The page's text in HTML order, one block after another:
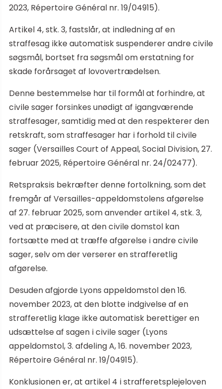
2023, Répertoire Général nr. 19/04915).
Artikel 4, stk. 3, fastslår, at indledning af en
straffesag ikke automatisk suspenderer andre civile
søgsmål, bortset fra søgsmål om erstatning for
skade forårsaget af lovovertrædelsen.
Denne bestemmelse har til formål at forhindre, at
civile sager forsinkes unødigt af igangværende
straffesager, samtidig med at den respekterer den
retskraft, som straffesager har i forhold til civile
sager (Versailles Court of Appeal, Social Division, 27.
februar 2025, Répertoire Général nr. 24/02477).
Retspraksis bekræfter denne fortolkning, som det
fremgår af Versailles-appeldomstolens afgørelse
af 27. februar 2025, som anvender artikel 4, stk. 3,
ved at præcisere, at den civile domstol kan
fortsætte med at træffe afgørelse i andre civile
sager, selv om der verserer en strafferetlig
afgørelse.
Desuden afgjorde Lyons appeldomstol den 16.
november 2023, at den blotte indgivelse af en
strafferetlig klage ikke automatisk berettiger en
udsættelse af sagen i civile sager (Lyons
appeldomstol, 3. afdeling A, 16. november 2023,
Répertoire Général nr. 19/04915).
Konklusionen er, at artikel 4 i strafferetsplejeloven